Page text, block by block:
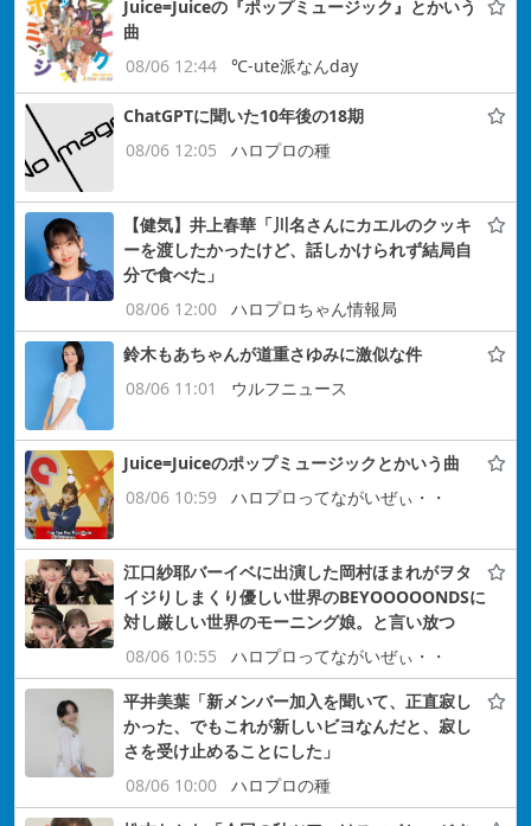
Juice=Juiceの『ポップミュージック』とかいう
曲
08/06 12:44
℃-ute派なんday
ChatGPTに聞いた10年後の18期
08/06 12:05
ハロプロの種
【健気】井上春華「川名さんにカエルのクッキ
ーを渡したかったけど、話しかけられず結局自
分で食べた」
08/06 12:00
ハロプロちゃん情報局
鈴木もあちゃんが道重さゆみに激似な件
08/06 11:01
ウルフニュース
Juice=Juiceのポップミュージックとかいう曲
08/06 10:59
ハロプロってながいぜぃ・・
江口紗耶バーイベに出演した岡村ほまれがヲタ
イジりしまくり優しい世界のBEYOOOOONDSに
対し厳しい世界のモーニング娘。と言い放つ
08/06 10:55
ハロプロってながいぜぃ・・
平井美葉「新メンバー加入を聞いて、正直寂し
かった、でもこれが新しいビヨなんだと、寂し
さを受け止めることにした」
08/06 10:00
ハロプロの種